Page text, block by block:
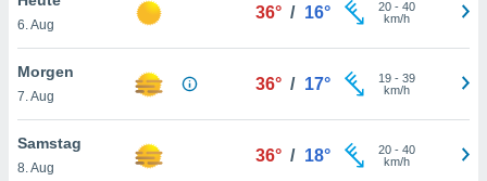
oder
Partner
es uns
das
der
Profil zu
6. Aug
36° / 16° 20- 40
km/h
Morgen
7. Aug
36° / 17° 19- 39
km/h
Samstag
8. Aug
36° / 18° 20- 40
km/h